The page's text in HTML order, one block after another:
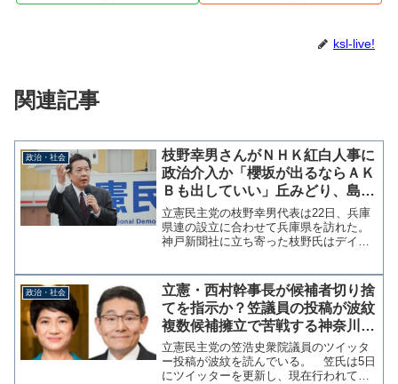
ksl-live!
関連記事
政治・社会
枝野幸男さんがＮＨＫ紅白人事に
政治介入か「櫻坂が出るならＡＫ
Ｂも出していい」丘みどり、島津
亜矢もゴリ押し
立憲民主党の枝野幸男代表は22日、兵庫
県連の設立に合わせて兵庫県を訪れた。
神戸新聞社に立ち寄った枝野氏はデイリ
名から活動していない櫻坂が出て、活動
が弱まっているとはいえ...
政治・社会
立憲・西村幹事長が候補者切り捨
てを指示か？笠議員の投稿が波紋
複数候補擁立で苦戦する神奈川選
挙区、当選見込みの候補だけ応
援？
立憲民主党の笠浩史衆院議員のツイッタ
ー投稿が波紋を読んでいる。 笠氏は5日
にツイッターを更新し、現在行われてい